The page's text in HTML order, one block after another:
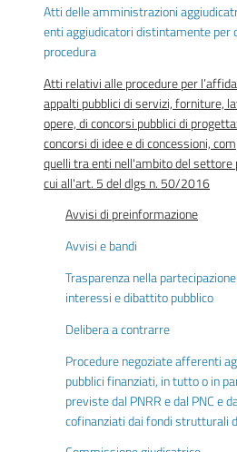
Atti delle amministrazioni
enti aggiudicatori distintamente per
procedura
Atti relativi alle procedure per
appalti pubblici di servizi, forniture,
opere, di concorsi pubblici di
concorsi di idee e di concessioni,
quelli tra enti nell'ambito del settore
cui all'art. 5 del dlgs n. 50/2016
Avvisi di preinformazione
Avvisi e bandi
Trasparenza nella
interessi e dibattito pubblico
Delibera a contrarre
Procedure negoziate afferenti
pubblici finanziati, in tutto o in
previste dal PNRR e dal PNC e
cofinanziati dai fondi strutturali